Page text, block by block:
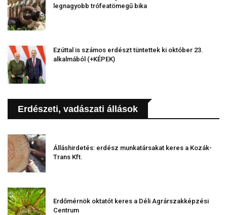
legnagyobb trófeatömegű bika
Ezúttal is számos erdészt tüntettek ki október 23.
alkalmából (+KÉPEK)
Erdészeti, vadászati állások
Álláshirdetés: erdész munkatársakat keres a Kozák-
Trans Kft.
Erdőmérnök oktatót keres a Déli Agrárszakképzési
Centrum